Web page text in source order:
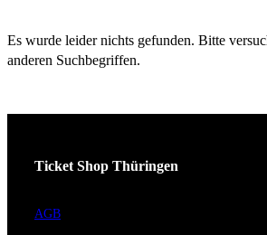
Es wurde leider nichts gefunden. Bitte
anderen Suchbegriffen.
Ticket Shop Thüringen
AGB